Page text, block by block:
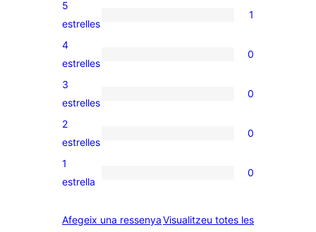
1
valoració
de
5
estrelles
1
0
valoracions
de
4
estrelles
0
0
valoracions
de
3
estrelles
0
0
valoracions
de
estrelles
2
estrelles
0
0
de
1
estrella
0
Afegeix una ressenyaVisualitzeu totes lesressenyes